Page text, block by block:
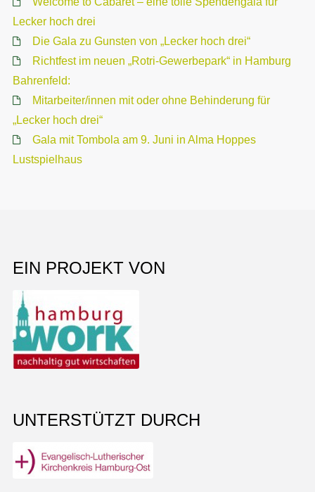
Lecker hoch drei
Die Gala zu Gunsten von „Lecker hoch drei“
Richtfest im neuen „Rotri-Gewerbepark“ in Hamburg
Bahrenfeld:
Mitarbeiter/innen mit oder ohne Behinderung für
„Lecker hoch drei“
Gala mit Tombola am 9. Juni in Alma Hoppes
Lustspielhaus
EIN PROJEKT VON
UNTERSTÜTZT DURCH